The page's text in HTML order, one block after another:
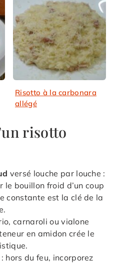
Risotto à la carbonara
allégé
risotto
versé louche par louche :
le bouillon froid d’un coup
constante est la clé de la
carnaroli ou vialone
en amidon crée le
: hors du feu, incorporez